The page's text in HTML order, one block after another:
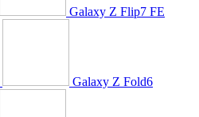
Galaxy Z Flip7 FE
Galaxy Z Fold6